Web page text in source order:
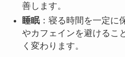
善します。
睡眠：寝る時間を一定に
やカフェインを避けるこ
く変わります。